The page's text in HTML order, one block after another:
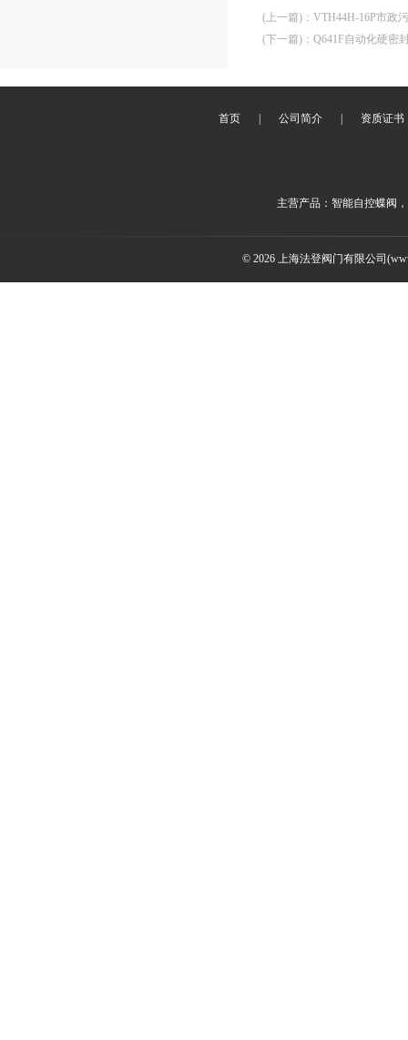
(上一篇) ： VTH44H-16P市政
(下一篇) ： Q641F自动化硬密
首页 公司简介 资质证书
主营产品：智能自控蝶阀
© 2026 上海法登阀门有限公司